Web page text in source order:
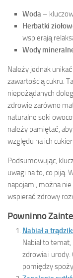
Woda –
Herbatki
wspierają
Wody
Należy jednak
zawartością cukru.
niepożądanych
zdrowie zarówno
naturalne soki
należy pamiętać,
względu na ich cukier.
Podsumowując,
uwagi na to, co piją.
napojami, można
wspierać zdrowy
Powninno
Nabiał a
Nabiał to
zdrowia i urody.
pomiędzy